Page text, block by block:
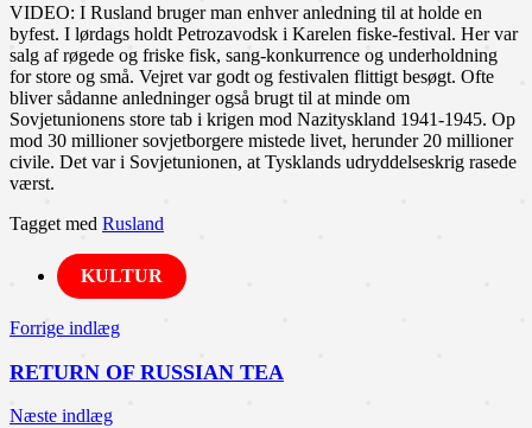
VIDEO: I Rusland bruger man enhver anledning til at holde en
byfest. I lørdags holdt Petrozavodsk i Karelen fiske-festival. Her var
salg af røgede og friske fisk, sang-konkurrence og underholdning
for store og små. Vejret var godt og festivalen flittigt besøgt. Ofte
bliver sådanne anledninger også brugt til at minde om
Sovjetunionens store tab i krigen mod Nazityskland 1941-1945. Op
mod 30 millioner sovjetborgere mistede livet, herunder 20 millioner
civile. Det var i Sovjetunionen, at Tysklands udryddelseskrig rasede
værst.
Tagget med Rusland
KULTUR
Indlægsnavigation
Forrige indlæg
RETURN OF RUSSIAN TEA
Næste indlæg